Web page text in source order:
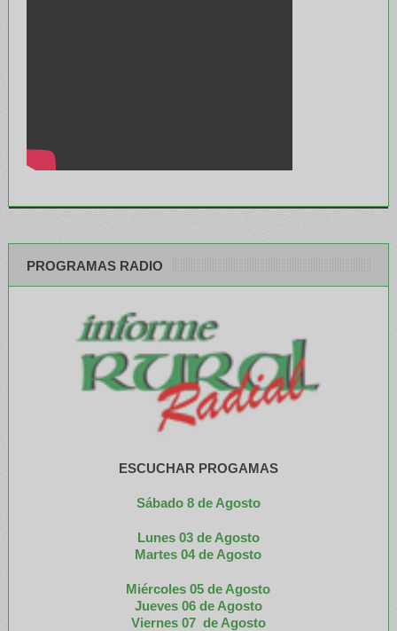
PROGRAMAS RADIO
ESCUCHAR PROGAMAS
Sábado 8 de Agosto
Lunes 03 de Agosto
Martes 04 de Agosto
Miércoles 05 de Agosto
Jueves 06 de Agosto
Viernes 07 de Agosto